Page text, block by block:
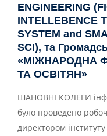
ENGINEERING
INTELLEBENCE
SYSTEM and
SCI), та
«МІЖНАРОДНА
ТА ОСВІТЯН»
ШАНОВНІ КОЛЕГИ
було проведено
директором